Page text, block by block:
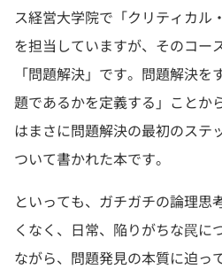
ス経営大学院で「クリティカル
を担当していますが、そのコー
「問題解決」です。問題解決
題であるかを定義する」ことか
はまさに問題解決の最初のステ
ついて書かれた本です。
といっても、ガチガチの論理思
くなく、日常、陥りがちな罠に
ながら、問題発見の本質に迫っ